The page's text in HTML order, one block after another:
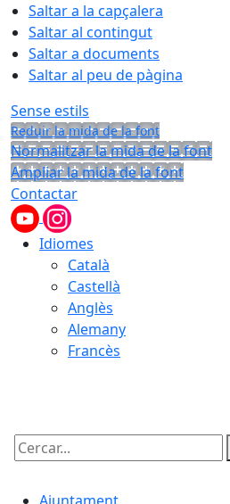
Saltar a la capçalera
Saltar al contingut
Saltar a documents
Saltar al peu de pàgina
Sense estils
Reduir la mida de la font
Normalitzar la mida de la font
Ampliar la mida de la font
Contactar
Idiomes
Català
Castellà
Anglès
Alemany
Francès
Cercar: